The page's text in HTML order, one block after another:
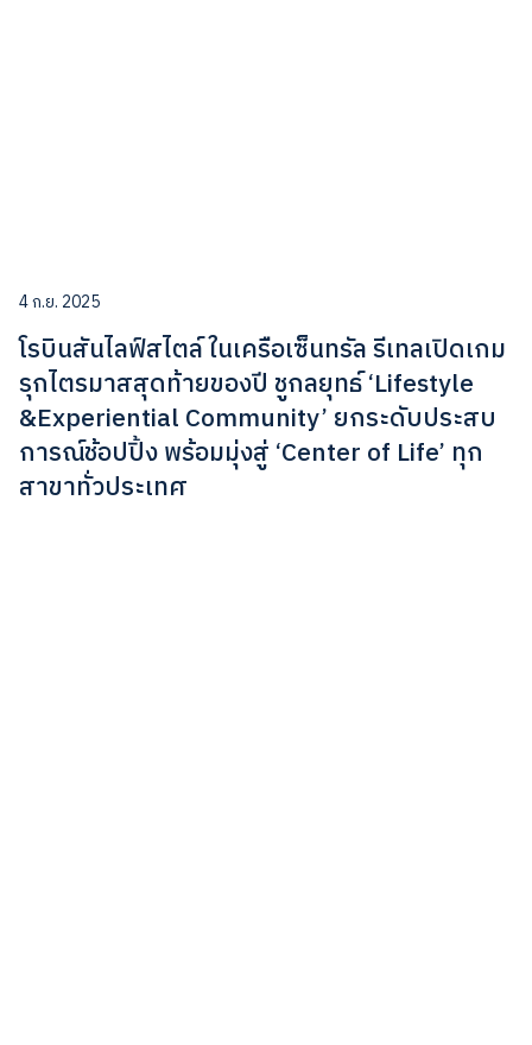
4 ก.ย. 2025
โรบินสันไลฟ์สไตล์ ในเครือเซ็นทรัล รีเทลเปิดเกม
รุกไตรมาสสุดท้ายของปี ชูกลยุทธ์ ‘Lifestyle
&Experiential Community’ ยกระดับประสบ
การณ์ช้อปปิ้ง พร้อมมุ่งสู่ ‘Center of Life’ ทุก
สาขาทั่วประเทศ